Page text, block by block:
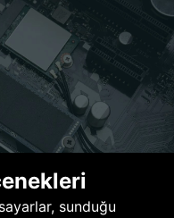
sunduğu